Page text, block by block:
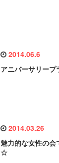
2014.06.6
アニバーサリー
2014.03.26
魅力的な女性の会
☆